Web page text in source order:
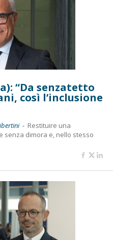
“Da senzatetto
così l’inclusione
- Restituire una
senza dimora e, nello stesso